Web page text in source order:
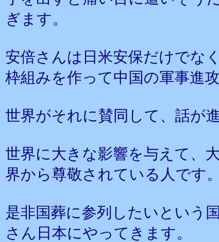
ぎます。
安倍さんは日米安保だけでな
枠組みを作って中国の軍事進
世界がそれに賛同して、話が
世界に大きな影響を与えて、
界から尊敬されている人です
是非国葬に参列したいという
さん日本にやってきます。